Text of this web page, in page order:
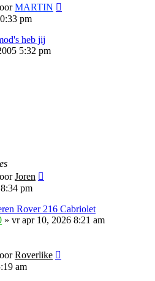
MARTIN
pm
heb jij
5:32 pm
Joren
pm
Rover 216 Cabriolet
» vr apr 10, 2026 8:21 am
Roverlike
am